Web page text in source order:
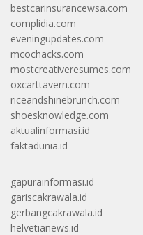
bestcarinsurancewsa.com
complidia.com
eveningupdates.com
mcochacks.com
mostcreativeresumes.com
oxcarttavern.com
riceandshinebrunch.com
shoesknowledge.com
aktualinformasi.id
faktadunia.id
gapurainformasi.id
gariscakrawala.id
gerbangcakrawala.id
helvetianews.id